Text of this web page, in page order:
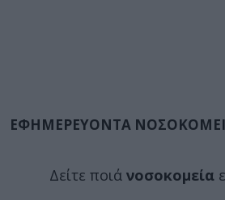
ΕΦΗΜΕΡΕΥΟΝΤΑ
Δείτε ποιά νοσοκομεία